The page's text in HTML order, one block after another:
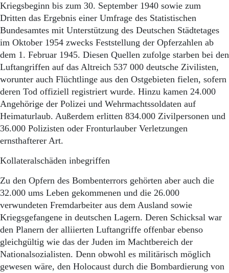
Kriegsbeginn bis zum 30. September 1940 sowie zum
Dritten das Ergebnis einer Umfrage des Statistischen
Bundesamtes mit Unterstützung des Deutschen Städtetages
im Oktober 1954 zwecks Feststellung der Opferzahlen ab
dem 1. Februar 1945. Diesen Quellen zufolge starben bei den
Luftangriffen auf das Altreich 537 000 deutsche Zivilisten,
worunter auch Flüchtlinge aus den Ostgebieten fielen, sofern
deren Tod offiziell registriert wurde. Hinzu kamen 24.000
Angehörige der Polizei und Wehrmachtssoldaten auf
Heimaturlaub. Außerdem erlitten 834.000 Zivilpersonen und
36.000 Polizisten oder Fronturlauber Verletzungen
ernsthafterer Art.
Kollateralschäden inbegriffen
Zu den Opfern des Bombenterrors gehörten aber auch die
32.000 ums Leben gekommenen und die 26.000
verwundeten Fremdarbeiter aus dem Ausland sowie
Kriegsgefangene in deutschen Lagern. Deren Schicksal war
den Planern der alliierten Luftangriffe offenbar ebenso
gleichgültig wie das der Juden im Machtbereich der
Nationalsozialisten. Denn obwohl es militärisch möglich
gewesen wäre, den Holocaust durch die Bombardierung von